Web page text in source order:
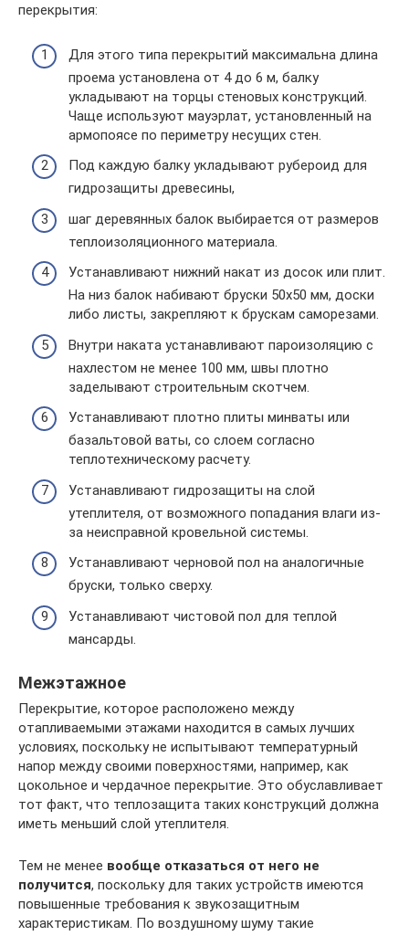
перекрытия:
Для этого типа перекрытий максимальна длина
проема установлена от 4 до 6 м, балку
укладывают на торцы стеновых конструкций.
Чаще используют мауэрлат, установленный на
армопоясе по периметру несущих стен.
Под каждую балку укладывают рубероид для
гидрозащиты древесины,
шаг деревянных балок выбирается от размеров
теплоизоляционного материала.
Устанавливают нижний накат из досок или плит.
На низ балок набивают бруски 50х50 мм, доски
либо листы, закрепляют к брускам саморезами.
Внутри наката устанавливают пароизоляцию с
нахлестом не менее 100 мм, швы плотно
заделывают строительным скотчем.
Устанавливают плотно плиты минваты или
базальтовой ваты, со слоем согласно
теплотехническому расчету.
Устанавливают гидрозащиты на слой
утеплителя, от возможного попадания влаги из-
за неисправной кровельной системы.
Устанавливают черновой пол на аналогичные
бруски, только сверху.
Устанавливают чистовой пол для теплой
мансарды.
Межэтажное
Перекрытие, которое расположено между
отапливаемыми этажами находится в самых лучших
условиях, поскольку не испытывают температурный
напор между своими поверхностями, например, как
цокольное и чердачное перекрытие. Это обуславливает
тот факт, что теплозащита таких конструкций должна
иметь меньший слой утеплителя.
Тем не менее вообще отказаться от него не
получится, поскольку для таких устройств имеются
повышенные требования к звукозащитным
характеристикам. По воздушному шуму такие